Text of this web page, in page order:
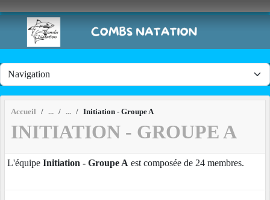
Accueil Initiation - Groupe A
INITIATION - GROUPE A
L'équipe Initiation - Groupe A est composée de 24 membres.